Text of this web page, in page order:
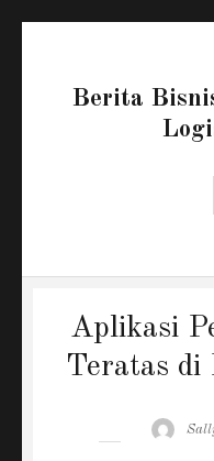
Berita
Aplikasi
Teratas